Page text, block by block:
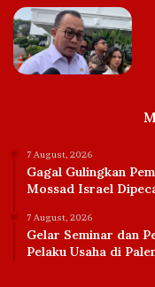
7 August, 2026
Gagal Gulingkan
Mossad Israel
7 August, 2026
Gelar Seminar dan
Pelaku Usaha di